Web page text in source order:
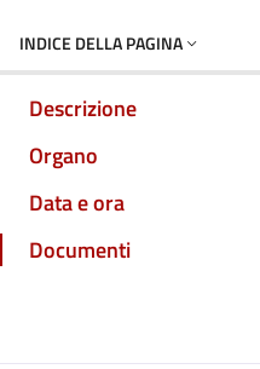
INDICE DELLA PAGINA
Descrizione
Organo
Data e ora
Documenti